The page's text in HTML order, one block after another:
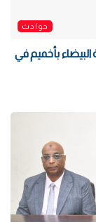
حوادث
بأخميم في